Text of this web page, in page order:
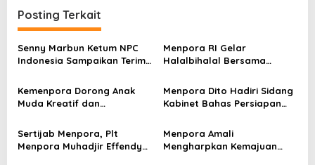
g
a
s
i
p
o
s
Posting Terkait
Senny Marbun Ketum NPC
Indonesia Sampaikan Terima
Atas Dukungan Penuhnya
Menpora RI Gelar
Halalbihalal Bersama
Kemenpora Dorong Anak
Muda Kreatif dan
Internasional
Menpora Dito Hadiri Sidang
Kabinet Bahas Persiapan
Sertijab Menpora, Plt
Menpora Muhadjir Effendy
Menpora Amali
Mengharpkan Kemajuan